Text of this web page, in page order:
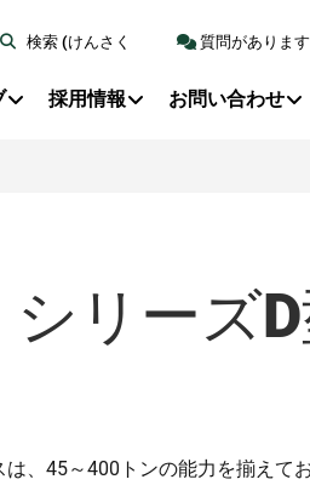
質問がありま
検索 (けんさく
採用情報 お問い合わせ
シリーズ
、45～400トンの能力を揃えて